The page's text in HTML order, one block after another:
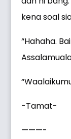
kena soal
“Hahaha.
-Tamat-
———-